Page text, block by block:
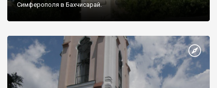
Симферополя в Бахчисарай.